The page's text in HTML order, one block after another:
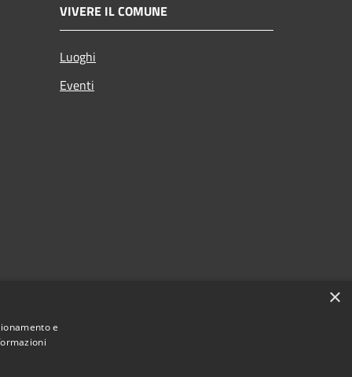
VIVERE IL COMUNE
Luoghi
Eventi
×
e